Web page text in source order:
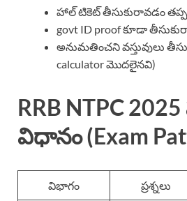
హాల్ టికెట్ తీసుకురావడం
govt ID proof కూడా
అనుమతించని వస్తువులు
calculator మొదలైనవి)
RRB NTPC 2025
విధానం (Exam
విభాగం ప్రశ్నలు